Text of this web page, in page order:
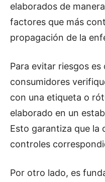
elaborados de
factores que más
propagación de la
Para evitar riesgos
consumidores
con una etiqueta o
elaborado en un
Esto garantiza que la
controles
Por otro lado, es